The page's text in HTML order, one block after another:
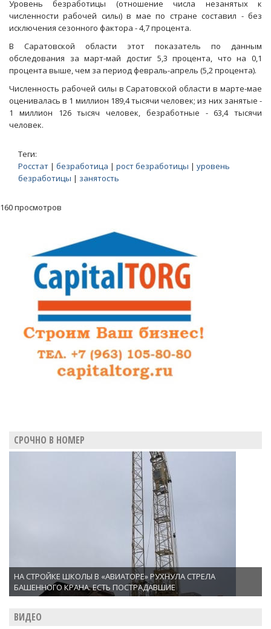
Уровень безработицы (отношение числа незанятых к
численности рабочей силы) в мае по стране составил - без
исключения сезонного фактора - 4,7 процента.
В Саратовской области этот показатель по данным
обследования за март-май достиг 5,3 процента, что на 0,1
процента выше, чем за период февраль-апрель (5,2 процента).
Численность рабочей силы в Саратовской области в марте-мае
оценивалась в 1 миллион 189,4 тысячи человек; из них занятые -
1 миллион 126 тысяч человек, безработные - 63,4 тысячи
человек.
Теги:
Росстат | безработица | рост безработицы | уровень
безработицы | занятость
160 просмотров
СРОЧНО В НОМЕР
НА СТРОЙКЕ ШКОЛЫ В «АВИАТОРЕ» РУХНУЛА СТРЕЛА
БАШЕННОГО КРАНА. ЕСТЬ ПОСТРАДАВШИЕ
ВИДЕО